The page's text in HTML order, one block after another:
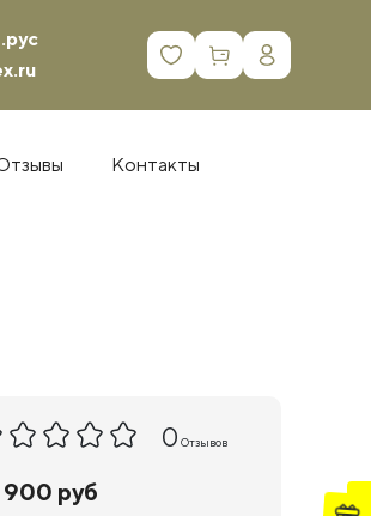
0
Контакты
0 Отзывов
900 руб